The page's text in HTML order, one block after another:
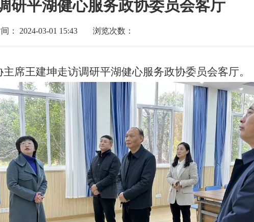
研平湖健心服务政协委员会客厅
： 2024-03-01 15:43 浏览次数：
席王建坤走访调研平湖健心服务政协委员会客厅。